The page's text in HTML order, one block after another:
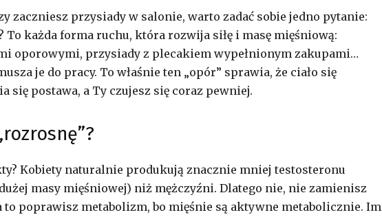
zaczniesz przysiady w salonie, warto zadać sobie jedno pytanie:
To każda forma ruchu, która rozwija siłę i masę mięśniową:
oporowymi, przysiady z plecakiem wypełnionym zakupami…
je do pracy. To właśnie ten „opór” sprawia, że ciało się
się postawa, a Ty czujesz się coraz pewniej.
Kobiety naturalnie produkują znacznie mniej testosteronu
masy mięśniowej) niż mężczyźni. Dlatego nie, nie zamienisz
to poprawisz metabolizm, bo mięśnie są aktywne metabolicznie. Im